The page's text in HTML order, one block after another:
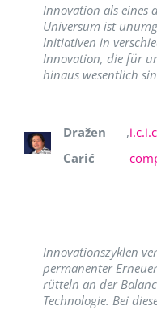
Innovation als eines
Universum ist
Initiativen in
Innovation, die für
hinaus wesentlich
Dražen
Carić
,
Innovationszyklen
permanenter
rütteln an der
Technologie. Bei